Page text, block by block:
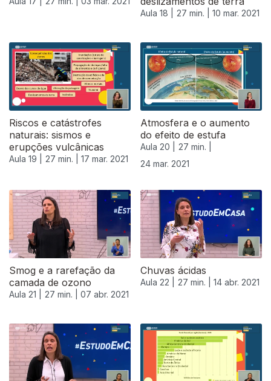
Aula 18 | 27 min. | 10 mar. 2021
Riscos e catástrofes
naturais: sismos e
erupções vulcânicas
Aula 19 | 27 min. | 17 mar. 2021
Atmosfera e o aumento
do efeito de estufa
Aula 20 |
27 min. |
24 mar. 2021
Smog e a rarefação da
camada de ozono
Aula 21 | 27 min. | 07 abr. 2021
Chuvas ácidas
Aula 22 | 27 min. | 14 abr. 2021
540146